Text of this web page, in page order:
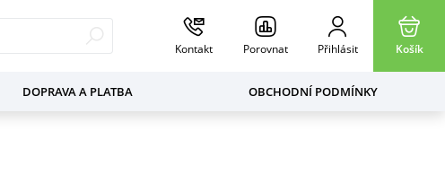
Kontakt Porovnat Přihlásit Košík
DOPRAVA A PLATBA OBCHODNÍ PODMÍNKY